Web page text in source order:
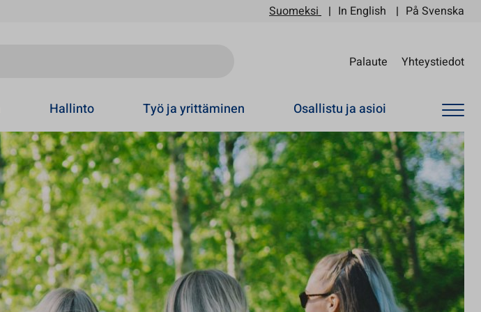
Suomeksi In English På Svenska
Palaute Yhteystiedot
Hallinto Työ ja yrittäminen Osallistu ja asioi